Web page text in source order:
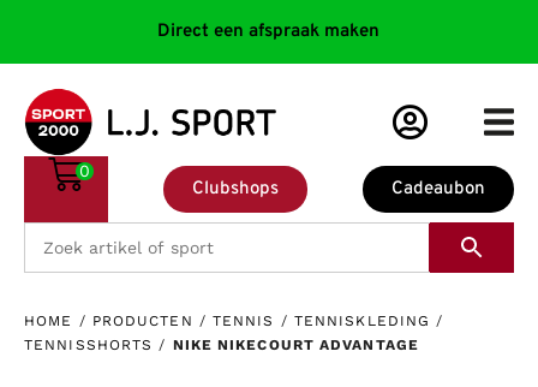
Direct een afspraak maken
Cadeaubon
Clubshops
0
HOME / PRODUCTEN / TENNIS / TENNISKLEDING /
TENNISSHORTS / NIKE NIKECOURT ADVANTAGE